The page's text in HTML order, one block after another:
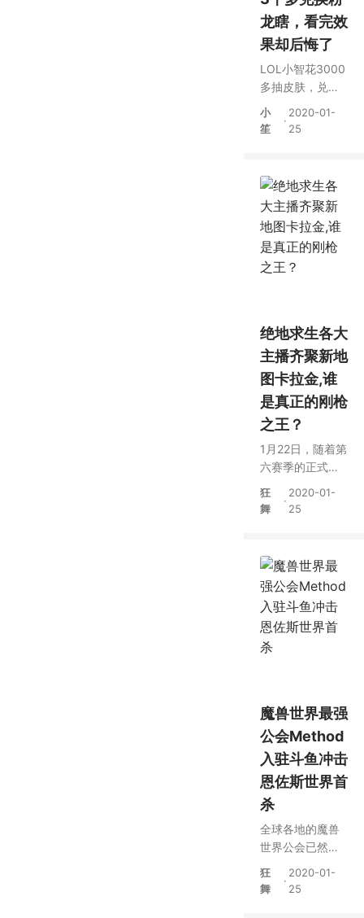
龙瞎，看完效
果却后悔了
LOL小智花3000
多抽皮肤，兑换
粉龙瞎却后悔
了，直言另一个
小
笙
·
2020-01-
25
绝地求生各大
主播齐聚新地
图卡拉金,谁
是真正的刚枪
之王？
1月22日，随着第
六赛季的正式启
台绝地求生专区
狂
舞
·
2020-01-
25
魔兽世界最强
公会Method
入驻斗鱼冲击
恩佐斯世界首
杀
全球各地的魔兽
世界公会已然整
月28日开始的“尼
狂
舞
·
2020-01-
25